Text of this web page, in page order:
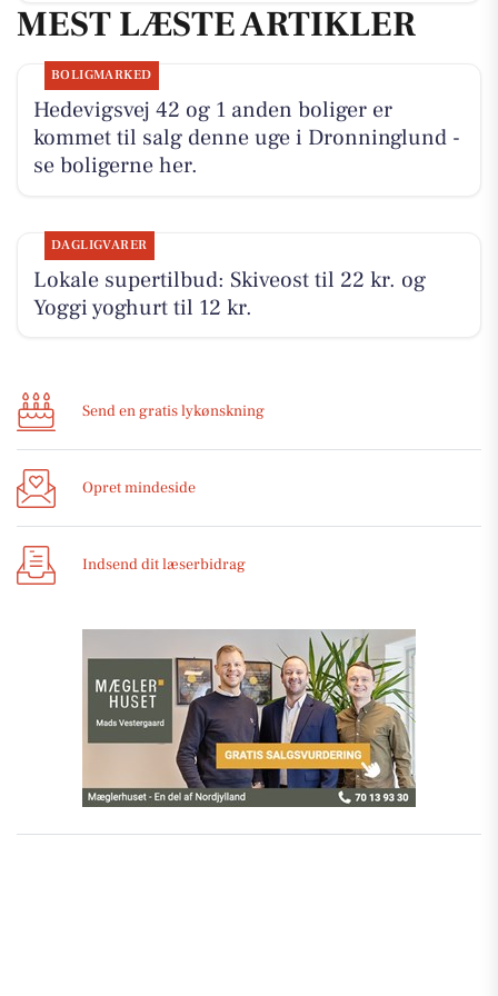
MEST LÆSTE ARTIKLER
BOLIGMARKED
Hedevigsvej 42 og 1 anden boliger er
kommet til salg denne uge i Dronninglund -
se boligerne her.
DAGLIGVARER
Lokale supertilbud: Skiveost til 22 kr. og
Yoggi yoghurt til 12 kr.
Send en gratis lykønskning
Opret mindeside
Indsend dit læserbidrag